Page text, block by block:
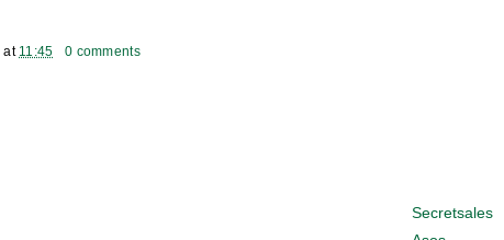
at 11:45
0 comments
Secretsales